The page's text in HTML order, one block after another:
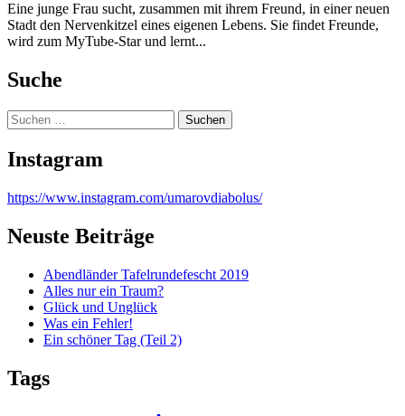
Eine junge Frau sucht, zusammen mit ihrem Freund, in einer neuen
Stadt den Nervenkitzel eines eigenen Lebens. Sie findet Freunde,
wird zum MyTube-Star und lernt...
Suche
Suchen
nach:
Instagram
https://www.instagram.com/umarovdiabolus/
Neuste Beiträge
Abendländer Tafelrundefescht 2019
Alles nur ein Traum?
Glück und Unglück
Was ein Fehler!
Ein schöner Tag (Teil 2)
Tags